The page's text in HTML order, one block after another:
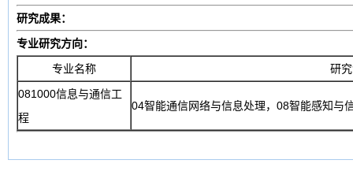
研究成果：
专业研究方向：
专业名称
研
081000信息与通信工
程
04智能通信网络与信息处理，08智能感知与